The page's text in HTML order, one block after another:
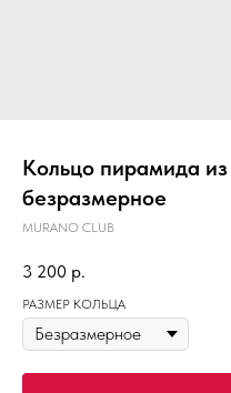
Кольцо пирамида
безразмерное
MURANO CLUB
3 200 р.
РАЗМЕР КОЛЬЦА